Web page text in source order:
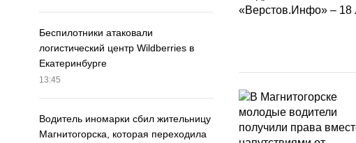
Беспилотники атаковали
логистический центр Wildberries в
Екатеринбурге
13:45
Водитель иномарки сбил жительницу
Магнитогорска, которая переходила